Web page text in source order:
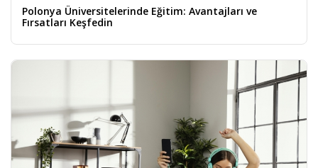
Polonya Üniversitelerinde Eğitim: Avantajları ve
Fırsatları Keşfedin